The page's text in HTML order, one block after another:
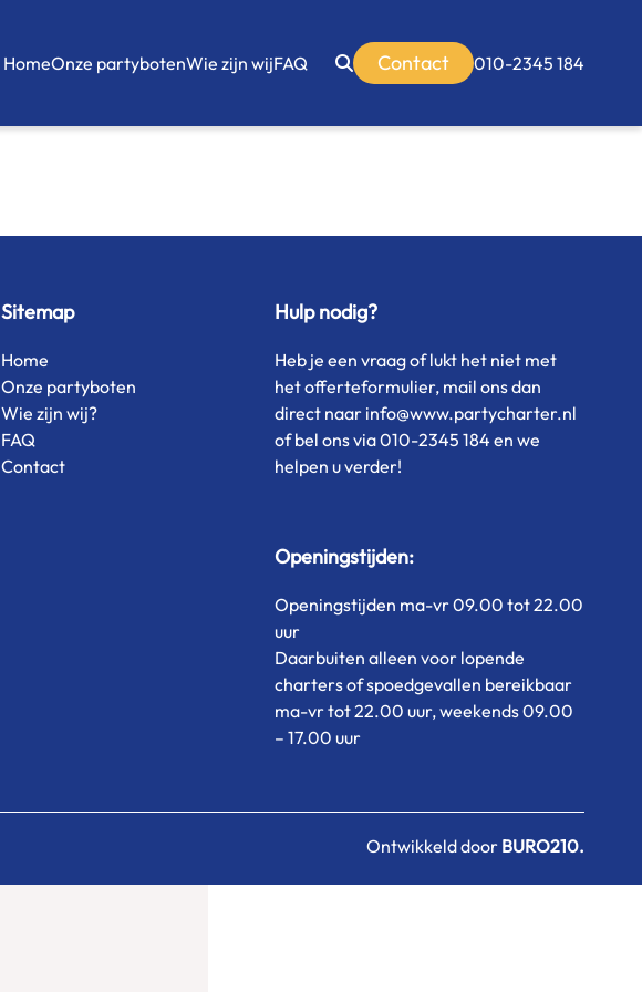
HomeOnze partybotenWie zijn wijFAQ Contact 010-2345 184
Sitemap
Home
Onze partyboten
Wie zijn wij?
FAQ
Contact
Hulp nodig?
Heb je een vraag of lukt het niet met
het offerteformulier, mail ons dan
direct naar info@www.partycharter.nl
of bel ons via 010-2345 184 en we
helpen u verder!
Openingstijden:
Openingstijden ma-vr 09.00 tot 22.00
uur
Daarbuiten alleen voor lopende
charters of spoedgevallen bereikbaar
ma-vr tot 22.00 uur, weekends 09.00
– 17.00 uur
Ontwikkeld door BURO210.